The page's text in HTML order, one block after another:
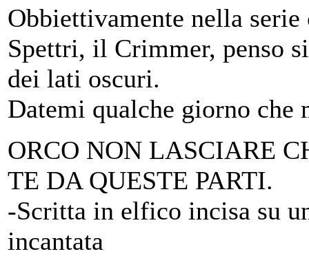
Obbiettivamente nella
Spettri, il Crimmer, penso
dei lati oscuri.
Datemi qualche giorno che
ORCO NON LASCIARE
TE DA QUESTE PARTI.
-Scritta in elfico incisa su
incantata